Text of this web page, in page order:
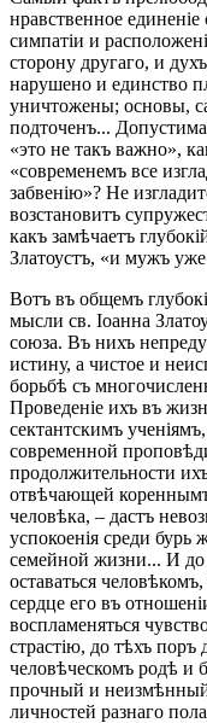
нравственное единеніе
симпатіи и
сторону другаго, и
нарушено и единство
уничтожены; основы,
подточенъ...
«это не такъ важно»,
«современемъ все
забвенію»? Не
возстановитъ
какъ замѣчаетъ
Златоустъ, «и мужъ
Вотъ въ общемъ
мысли св. Іоанна
союза. Въ нихъ
истину, а чистое и
борьбѣ съ
Проведеніе ихъ въ
сектантскимъ
современной
продолжительности
отвѣчающей
человѣка, – дастъ
успокоенія среди бурь
семейной жизни... И до
оставаться
сердце его въ
воспламеняться
страстію, до тѣхъ
человѣческомъ родѣ и
прочный и
личностей разнаго